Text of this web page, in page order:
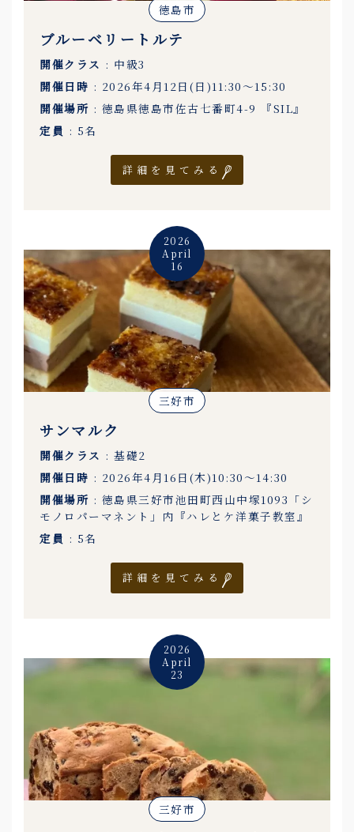
徳島市
ブルーベリートルテ
開催クラス : 中級3
開催日時 : 2026年4月12日(日)11:30〜15:30
開催場所 : 徳島県徳島市佐古七番町4-9 『SIL』
定員 : 5名
詳細を見てみる
2026
April
16
三好市
サンマルク
開催クラス : 基礎2
開催日時 : 2026年4月16日(木)10:30〜14:30
開催場所 : 徳島県三好市池田町西山中塚1093「シ
モノロパーマネント」内『ハレとケ洋菓子教室』
定員 : 5名
詳細を見てみる
2026
April
23
三好市